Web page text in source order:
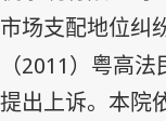
市场支配地位纠
（2011 ）粤高法
提出上诉。本院